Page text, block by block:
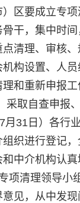
）区要成立
干，集中时
清理、审核
构设置、人
和重新申报
采取自查申报
月31日）各行
织进行登记
中介机构认
项清理领导小
见，从中发